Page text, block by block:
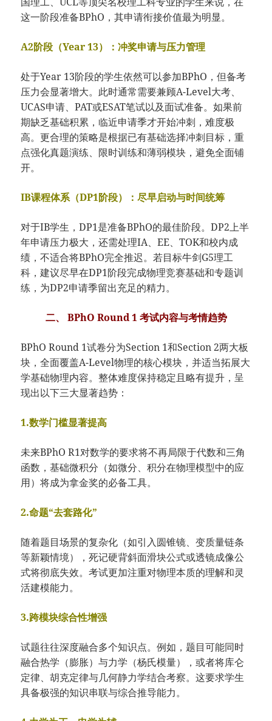
这一阶段准备BPhO，其申请衔接价值最为明显。
A2阶段（Year 13）：冲奖申请与压力管理
处于Year 13阶段的学生依然可以参加BPhO，但备考
压力会显著增大。此时通常需要兼顾A-Level大考、
UCAS申请、PAT或ESAT笔试以及面试准备。如果前
期缺乏基础积累，临近申请季才开始冲刺，难度极
高。更合理的策略是根据已有基础选择冲刺目标，重
点强化真题演练、限时训练和薄弱模块，避免全面铺
开。
IB课程体系（DP1阶段）：尽早启动与时间统筹
对于IB学生，DP1是准备BPhO的最佳阶段。DP2上半
年申请压力极大，还需处理IA、EE、TOK和校内成
绩，不适合将BPhO完全推迟。若目标牛剑G5理工
科，建议尽早在DP1阶段完成物理竞赛基础和专题训
练，为DP2申请季留出充足的精力。
二、 BPhO Round 1 考试内容与考情趋势
BPhO Round 1试卷分为Section 1和Section 2两大板
块，全面覆盖A-Level物理的核心模块，并适当拓展大
学基础物理内容。整体难度保持稳定且略有提升，呈
现出以下三大显著趋势：
1.数学门槛显著提高
未来BPhO R1对数学的要求将不再局限于代数和三角
函数，基础微积分（如微分、积分在物理模型中的应
用）将成为拿金奖的必备工具。
2.命题“去套路化”
随着题目场景的复杂化（如引入圆锥镜、变质量链条
等新颖情境），死记硬背斜面滑块公式或透镜成像公
式将彻底失效。考试更加注重对物理本质的理解和灵
活建模能力。
3.跨模块综合性增强
试题往往深度融合多个知识点。例如，题目可能同时
融合热学（膨胀）与力学（杨氏模量），或者将库仑
定律、胡克定律与几何静力学结合考察。这要求学生
具备极强的知识串联与综合推导能力。